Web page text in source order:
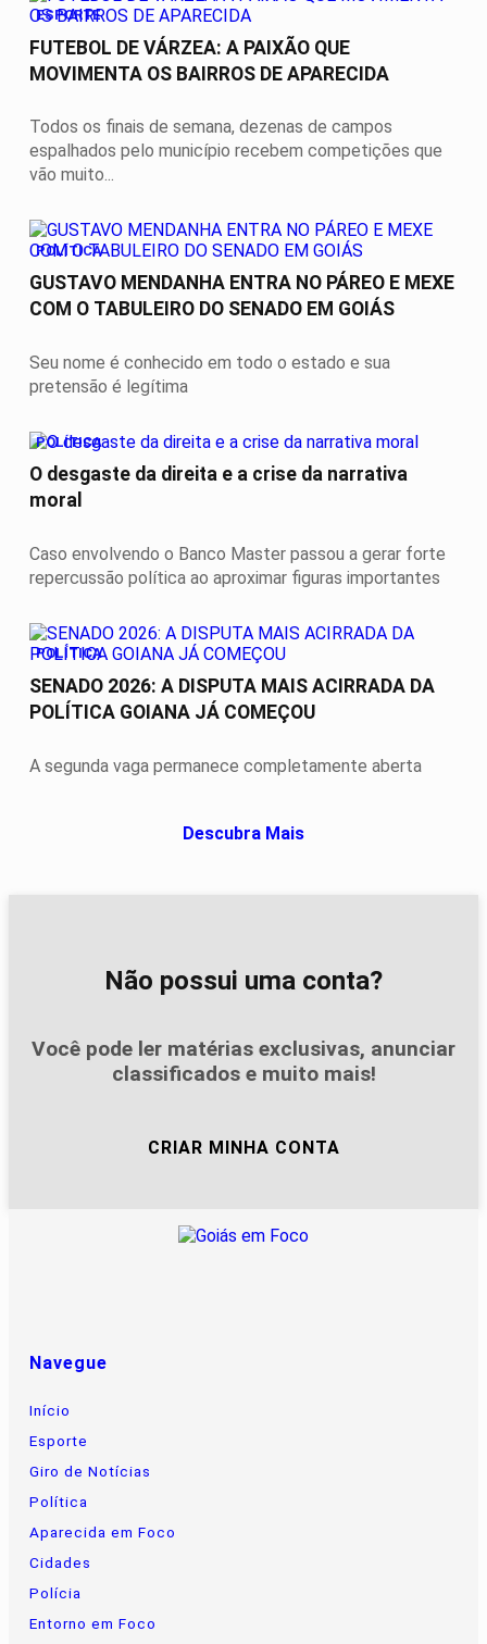
ESPORTE
FUTEBOL DE VÁRZEA: A PAIXÃO QUE
MOVIMENTA OS BAIRROS DE APARECIDA
Todos os finais de semana, dezenas de campos
espalhados pelo município recebem competições que
vão muito...
POLÍTICA
GUSTAVO MENDANHA ENTRA NO PÁREO E MEXE
COM O TABULEIRO DO SENADO EM GOIÁS
Seu nome é conhecido em todo o estado e sua
pretensão é legítima
POLÍTICA
O desgaste da direita e a crise da narrativa
moral
Caso envolvendo o Banco Master passou a gerar forte
repercussão política ao aproximar figuras importantes
POLÍTICA
SENADO 2026: A DISPUTA MAIS ACIRRADA DA
POLÍTICA GOIANA JÁ COMEÇOU
A segunda vaga permanece completamente aberta
Descubra Mais
Não possui uma conta?
Você pode ler matérias exclusivas, anunciar
classificados e muito mais!
CRIAR MINHA CONTA
Navegue
Início
Esporte
Giro de Notícias
Política
Aparecida em Foco
Cidades
Polícia
Entorno em Foco